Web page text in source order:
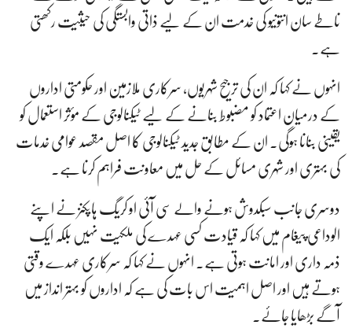
ناطے سان انتونیو کی خدمت ان کے لیے ذاتی وابستگی کی حیثیت رکھتی
ہے۔
انہوں نے کہا کہ ان کی ترجیح شہریوں، سرکاری ملازمین اور حکومتی اداروں
کے درمیان اعتماد کو مضبوط بنانے کے لیے ٹیکنالوجی کے مؤثر استعمال کو
یقینی بنانا ہوگی۔ ان کے مطابق جدید ٹیکنالوجی کا اصل مقصد عوامی خدمات
کی بہتری اور شہری مسائل کے حل میں معاونت فراہم کرنا ہے۔
دوسری جانب سبکدوش ہونے والے سی آئی او کریگ ہاپکنز نے اپنے
الوداعی پیغام میں کہا کہ قیادت کسی عہدے کی ملکیت نہیں بلکہ ایک
ذمہ داری اور امانت ہوتی ہے۔ انہوں نے کہا کہ سرکاری عہدے وقتی
ہوتے ہیں اور اصل اہمیت اس بات کی ہے کہ اداروں کو بہتر انداز میں
آگے بڑھایا جائے۔